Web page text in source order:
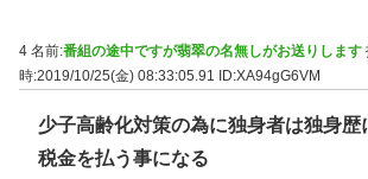
4 名前:番組の途中ですが翡翠の名無しがお送りします
時:2019/10/25(金) 08:33:05.91 ID:XA94gG6VM
少子高齢化対策の為に独身者は独身歴
税金を払う事になる